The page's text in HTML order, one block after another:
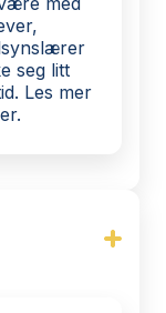
seg litt
Les mer